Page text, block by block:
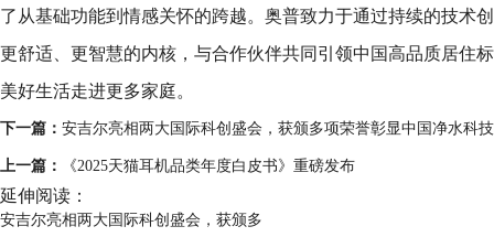
了从基础功能到情感关怀的跨越。奥普致力于通过持续的技术
更舒适、更智慧的内核，与合作伙伴共同引领中国高品质居住
美好生活走进更多家庭。
下一篇： 安吉尔亮相两大国际科创盛会，获颁多项荣誉彰显中国净水科
上一篇： 《2025天猫耳机品类年度白皮书》重磅发布
延伸阅读：
安吉尔亮相两大国际科创盛会，获颁多